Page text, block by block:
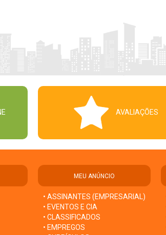
AVALIAÇÕES
MEU ANÚNCIO
• ASSINANTES (EMPRESARIAL)
• EVENTOS E CIA
• CLASSIFICADOS
• EMPREGOS